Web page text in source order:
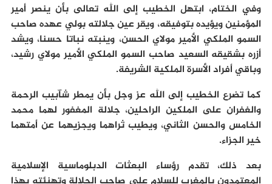
وفي الختام، ابتهل الخطيب إلى الله تعالى بأن ينصر أمير
المؤمنين ويؤيده بتوفيقه، ويقر عين جلالته بولي عهده صاحب
السمو الملكي الأمير مولاي الحسن، وينبته نباتا حسنا، ويشد
أزره بشقيقه السعيد صاحب السمو الملكي الأمير مولاي رشيد،
وباقي أفراد الأسرة الملكية الشريفة.
كما تضرع الخطيب إلى الله عز وجل بأن يمطر شآبيب الرحمة
والغفران على الملكين الراحلين، جلالة المغفور لهما محمد
الخامس والحسن الثاني، ويطيب ثراهما ويجزيهما عن أمتهما
خير الجزاء.
بعد ذلك، تقدم رؤساء البعثات الدبلوماسية الإسلامية